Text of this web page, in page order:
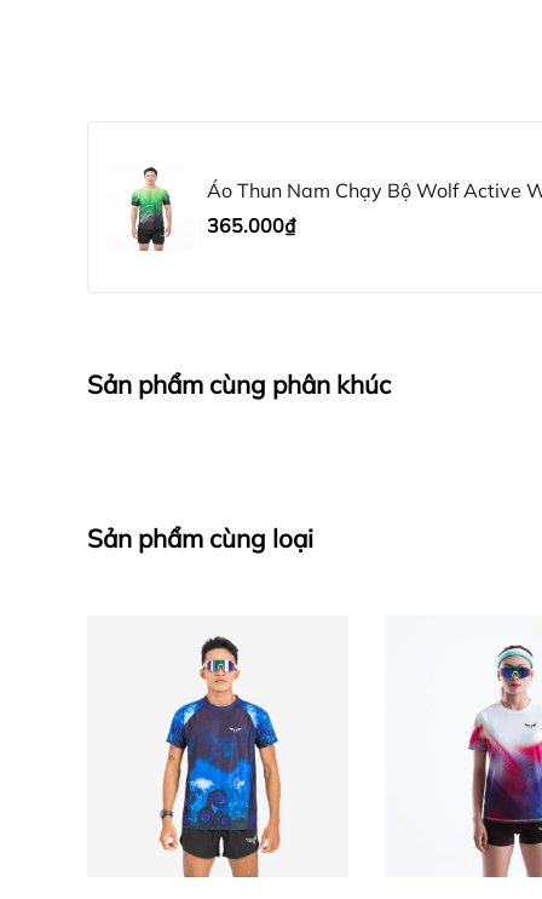
Áo Thun Nam Chạy Bộ Wolf Active
Active Nhẹ, Nhanh Khô, Thoải Mái
365.000₫
Sản phẩm cùng phân khúc
Sản phẩm cùng loại